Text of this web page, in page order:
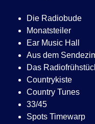
Die Radiobude
Monatsteiler
Ear Music Hall
Aus dem
Das
Countrykiste
Country Tunes
33/45
Spots Timewarp